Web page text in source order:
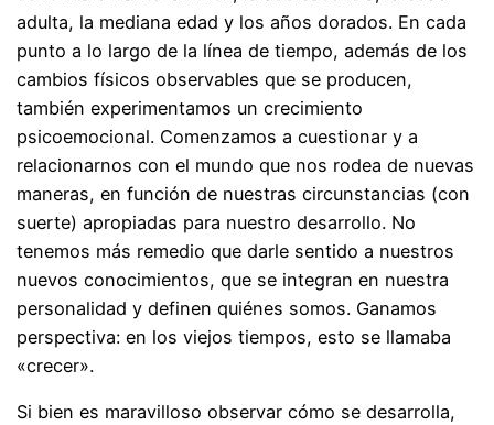
adulta, la mediana edad y los años dorados. En cada
punto a lo largo de la línea de tiempo, además de los
cambios físicos observables que se producen,
también experimentamos un crecimiento
psicoemocional. Comenzamos a cuestionar y a
relacionarnos con el mundo que nos rodea de nuevas
maneras, en función de nuestras circunstancias (con
suerte) apropiadas para nuestro desarrollo. No
tenemos más remedio que darle sentido a nuestros
nuevos conocimientos, que se integran en nuestra
personalidad y definen quiénes somos. Ganamos
perspectiva: en los viejos tiempos, esto se llamaba
«crecer».
Si bien es maravilloso observar cómo se desarrolla,